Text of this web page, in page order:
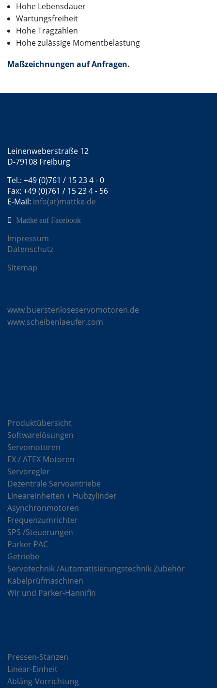
Hohe Lebensdauer
Wartungsfreiheit
Hohe Tragzahlen
Hohe zulässige Momentbelastung
Maßzeichnungen auf Anfragen.
Leinenweberstraße 12
D-79108 Freiburg
Tel.: +49 (0)761 / 15 23 4 - 0
Fax: +49 (0)761 / 15 23 4 - 56
E-Mail: info(at)mattke.de
Mattke auf Facebook
Impressum
Datenschutz
Sitemap
www.buerstenloseservomotoren.de
www.scheibenlaeufer.com
Produktübersicht
Softwarelösungen
Servomotoren
EX / ATEX Motoren
Servoregler
Dezentrale Servoantriebe
Lineareinheiten + Hubzylinder
Asynchronmotoren
Frequenzumrichter
SPS /Steuerungen
Parker PAC
Getriebe
Servotechnik /Automatisierungstechnik Zubehör
Kabelprüfmaschinen
Wir und Parker-Hannifin
Pressen-Stanzen
Linear-Einheit
Abläng-Vorrichtung